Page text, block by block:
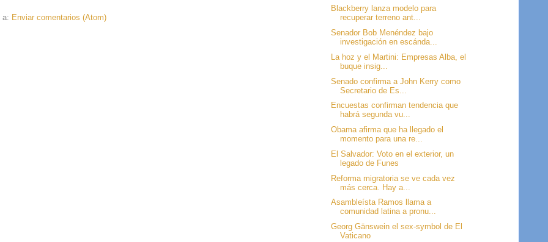
a: Enviar comentarios (Atom)
Blackberry lanza modelo para
recuperar terreno ant...
Senador Bob Menéndez bajo
investigación en escánda...
La hoz y el Martini: Empresas Alba, el
buque insig...
Senado confirma a John Kerry como
Secretario de Es...
Encuestas confirman tendencia que
habrá segunda vu...
Obama afirma que ha llegado el
momento para una re...
El Salvador: Voto en el exterior, un
legado de Funes
Reforma migratoria se ve cada vez
más cerca. Hay a...
Asambleísta Ramos llama a
comunidad latina a pronu...
Georg Gänswein el sex-symbol de El
Vaticano